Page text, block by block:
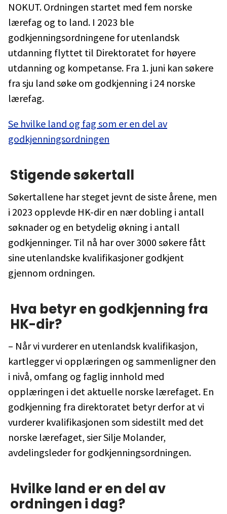
NOKUT. Ordningen startet med fem norske
lærefag og to land. I 2023 ble
godkjenningsordningene for utenlandsk
utdanning flyttet til Direktoratet for høyere
utdanning og kompetanse. Fra 1. juni kan søkere
fra sju land søke om godkjenning i 24 norske
lærefag.
Se hvilke land og fag som er en del av
godkjenningsordningen
Stigende søkertall
Søkertallene har steget jevnt de siste årene, men
i 2023 opplevde HK-dir en nær dobling i antall
søknader og en betydelig økning i antall
godkjenninger. Til nå har over 3000 søkere fått
sine utenlandske kvalifikasjoner godkjent
gjennom ordningen.
Hva betyr en godkjenning fra
HK-dir?
– Når vi vurderer en utenlandsk kvalifikasjon,
kartlegger vi opplæringen og sammenligner den
i nivå, omfang og faglig innhold med
opplæringen i det aktuelle norske lærefaget. En
godkjenning fra direktoratet betyr derfor at vi
vurderer kvalifikasjonen som sidestilt med det
norske lærefaget, sier Silje Molander,
avdelingsleder for godkjenningsordningen.
Hvilke land er en del av
ordningen i dag?